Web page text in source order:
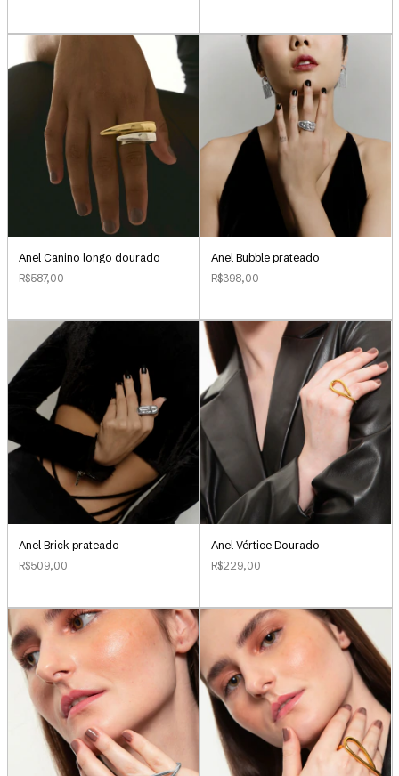
Anel Canino longo dourado
R$587,00
Anel Bubble prateado
R$398,00
Anel Brick prateado
R$509,00
Anel Vértice Dourado
R$229,00